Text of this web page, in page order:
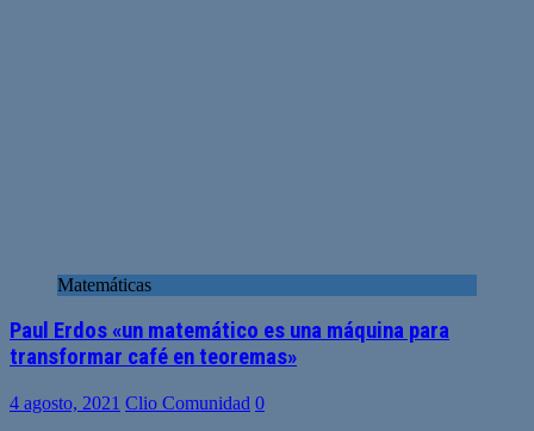
Matemáticas
Paul Erdos «un matemático es una máquina para
transformar café en teoremas»
4 agosto, 2021 Clio Comunidad 0